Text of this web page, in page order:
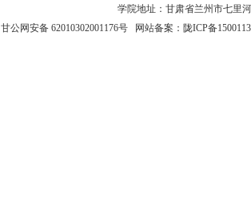
学院地址：甘肃省兰州市七里河
甘公网安备 62010302001176号 网站备案： 陇ICP备